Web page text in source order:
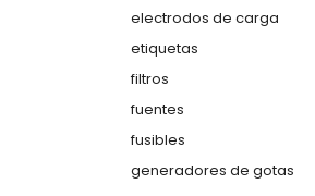
electrodos de carga
etiquetas
filtros
fuentes
fusibles
generadores de gotas